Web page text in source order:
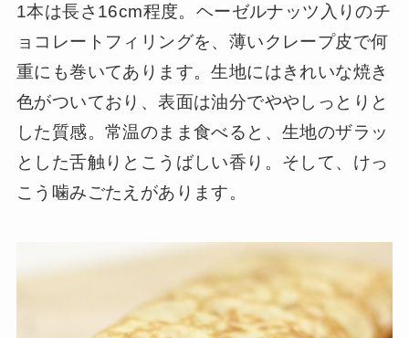
1本は長さ16cm程度。ヘーゼルナッツ入りのチ
ョコレートフィリングを、薄いクレープ皮で何
重にも巻いてあります。生地にはきれいな焼き
色がついており、表面は油分でややしっとりと
した質感。常温のまま食べると、生地のザラッ
とした舌触りとこうばしい香り。そして、けっ
こう噛みごたえがあります。